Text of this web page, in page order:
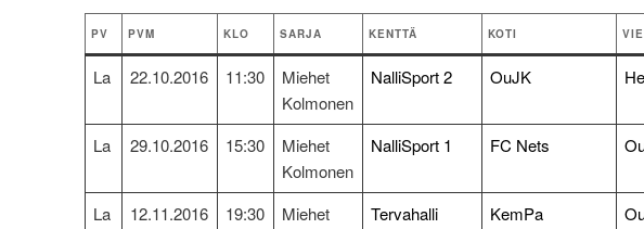
PV PVM KLO SARJA KENTTÄ KOTI
La 22.10.2016 11:30
Miehet
Kolmonen
NalliSport 2 OuJK
La 29.10.2016 15:30
Miehet
Kolmonen
NalliSport 1 FC Nets
La 12.11.2016 19:30
Miehet
Tervahalli KemPa